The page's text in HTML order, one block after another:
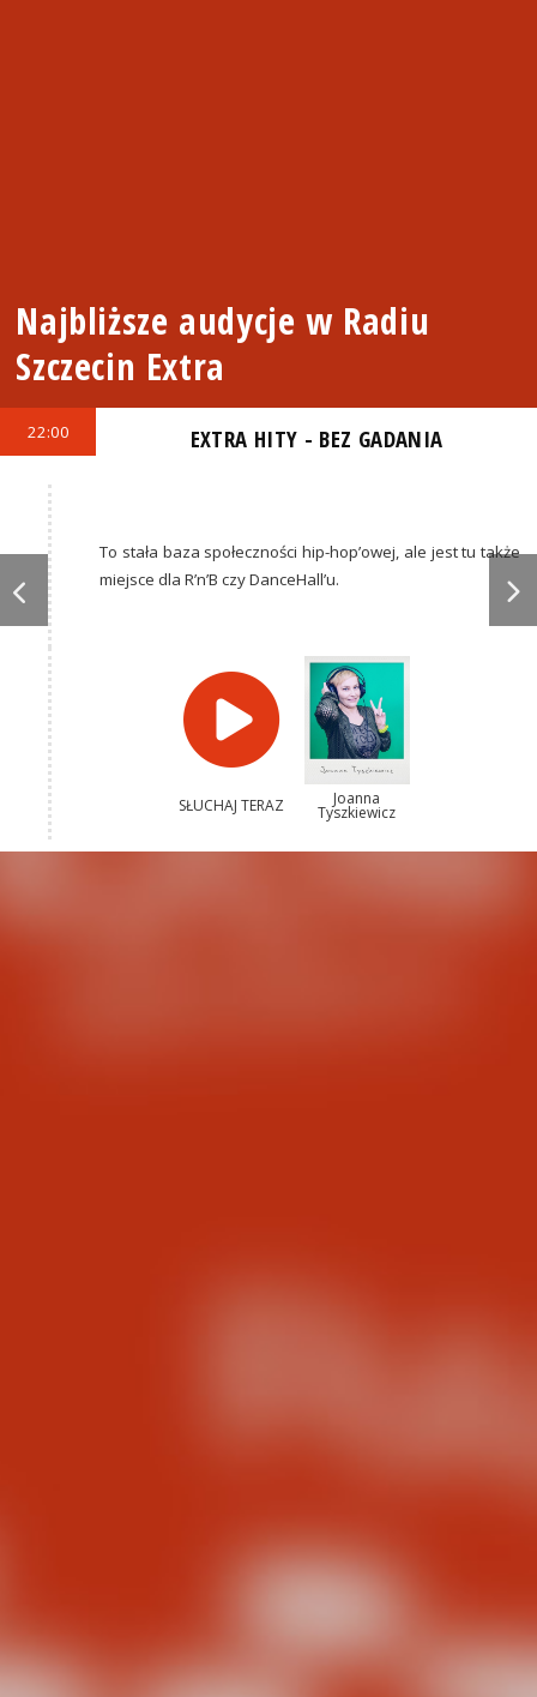
Najbliższe audycje w Radiu
Szczecin Extra
22:00 EXTRA HITY - BEZ GADANIA
To stała baza społeczności hip-hop’owej, ale jest tu także
miejsce dla R’n’B czy DanceHall’u.
SŁUCHAJ TERAZ Joanna
Tyszkiewicz